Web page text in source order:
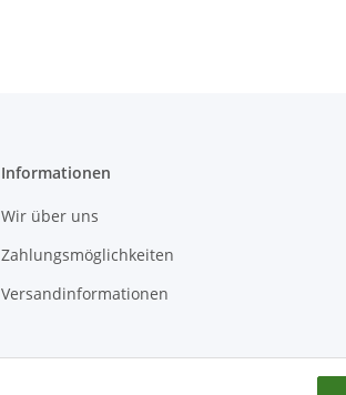
Informationen
Wir über uns
Zahlungsmöglichkeiten
Versandinformationen